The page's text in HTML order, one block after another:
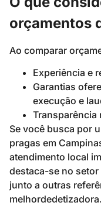
orçamentos
Ao comparar
Experiência e
Garantias
execução e
Se você busca por
pragas em
atendimento local
destaca-se no
junto a outras